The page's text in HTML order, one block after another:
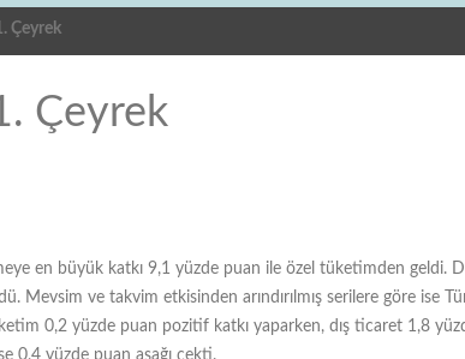
Çeyrek
Çeyrek
en büyük katkı 9,1 yüzde puan ile özel tüketimden geldi.
ve takvim etkisinden arındırılmış serilere göre ise
0,2 yüzde puan pozitif katkı yaparken, dış ticaret 1,8
0,4 yüzde puan aşağı çekti.